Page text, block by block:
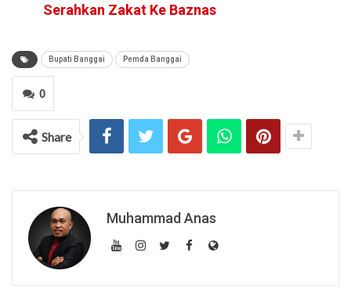
Serahkan Zakat Ke Baznas
Bupati Banggai Pemda Banggai
0
Share
Muhammad Anas